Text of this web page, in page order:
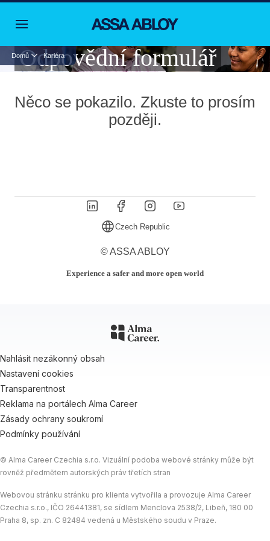
Domů Kariéra
Odpovědní formulář
Něco se pokazilo. Zkuste to prosím
později.
Czech Republic
© ASSA ABLOY
Experience a safer and more open world
Nahlásit nezákonný obsah
Nastavení cookies
Transparentnost
Reklama na portálech Alma Career
Zásady ochrany soukromí
Podmínky používání
© Alma Career Czechia s.r.o. Vizuální podoba webové stránky může být
rovněž předmětem autorských práv třetích stran
Webovou stránku stránku pro klienta vytvořila a provozuje Alma Career
Czechia s.r.o., IČO 26441381, se sídlem Menclova 2538/2, Libeň, 180 00
Praha 8, sp. zn. C 82484 vedená u Městského soudu v Praze.